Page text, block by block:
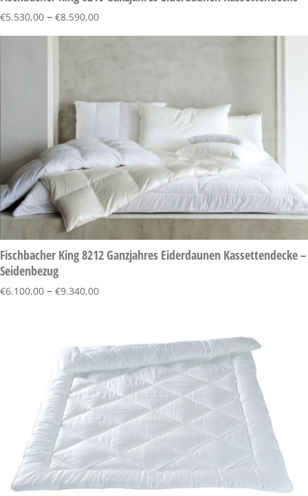
€5.530,00 – €8.590,00
Fischbacher King 8212 Ganzjahres Eiderdaunen Kassettendecke –
Seidenbezug
€6.100,00 – €9.340,00